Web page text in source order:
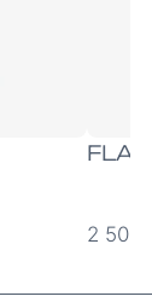
2 500